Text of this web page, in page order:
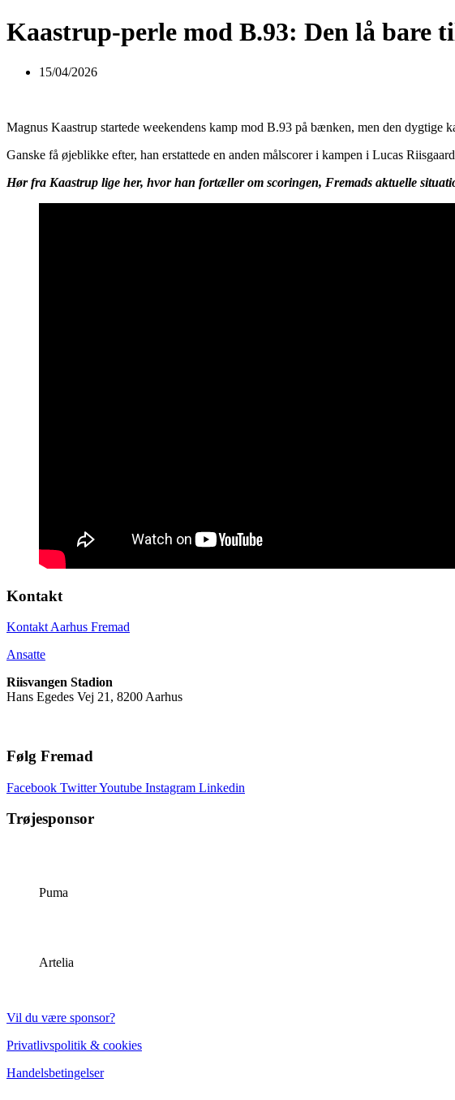
Kaastrup-perle mod B.93: Den lå bare
15/04/2026
Magnus Kaastrup startede weekendens kamp mod B.93 på bænken, men den dygtige
Ganske få øjeblikke efter, han erstattede en anden målscorer i kampen i Lucas
Hør fra Kaastrup lige her, hvor han fortæller om scoringen, Fremads aktuelle
Kontakt
Kontakt Aarhus Fremad
Ansatte
Riisvangen Stadion
Hans Egedes Vej 21, 8200 Aarhus
Følg Fremad
Facebook TwitterYoutube Instagram Linkedin
Trøjesponsor
Puma
Artelia
Vil du være sponsor?
Privatlivspolitik & cookies
Handelsbetingelser